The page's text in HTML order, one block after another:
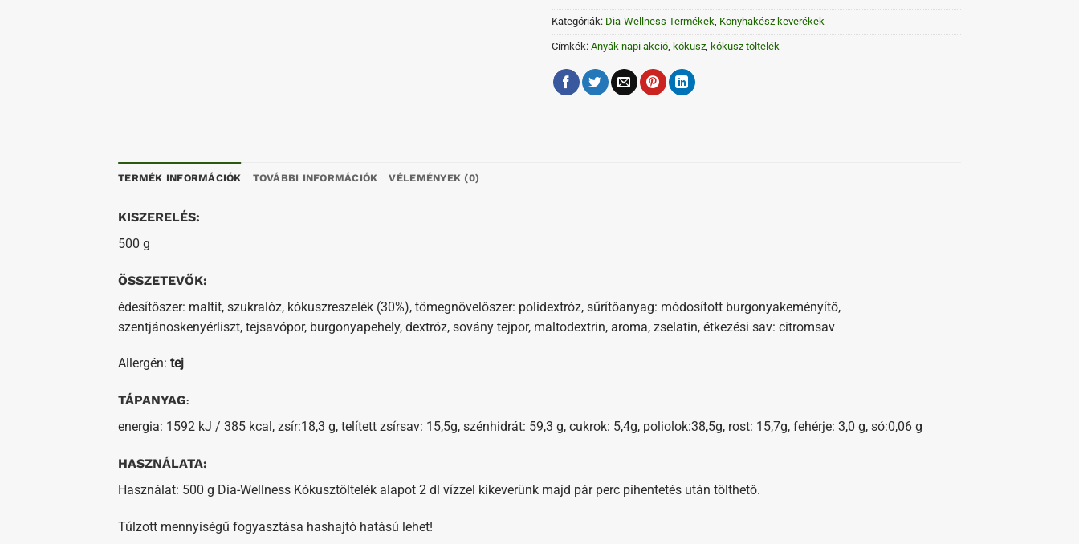
Kategóriák: Dia-Wellness Termékek Konyhakész keverékek
Címkék: Anyák napi akció kókusz kókusz töltelék
TERMÉK INFORMÁCIÓK TOVÁBBI INFORMÁCIÓK VÉLEMÉNYEK (0)
KISZERELÉS:
500 g
ÖSSZETEVŐK:
édesítőszer: maltit, szukralóz, kókuszreszelék (30%), tömegnövelőszer: polidextróz, sűrítőanyag: módosított burgonyakeményítő,
szentjánoskenyérliszt, tejsavópor, burgonyapehely, dextróz, sovány tejpor, maltodextrin, aroma, zselatin, étkezési sav: citromsav
Allergén: tej
TÁPANYAG:
energia: 1592 kJ / 385 kcal, zsír:18,3 g, telített zsírsav: 15,5g, szénhidrát: 59,3 g, cukrok: 5,4g, poliolok:38,5g, rost: 15,7g, fehérje: 3,0 g, só:0,06 g
HASZNÁLATA:
Használat: 500 g Dia-Wellness Kókusztöltelék alapot 2 dl vízzel kikeverünk majd pár perc pihentetés után tölthető.
Túlzott mennyiségű fogyasztása hashajtó hatású lehet!